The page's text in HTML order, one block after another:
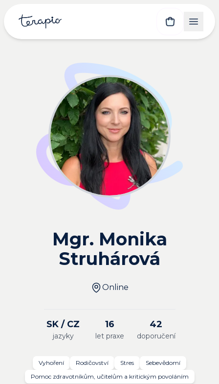
Mgr. Monika
Struhárová
Online
SK / CZ
jazyky
16
let praxe
42
doporučení
Vyhoření Rodičovství Stres
Sebevědomí
Pomoc zdravotníkům, učitelům a kritickým povoláním